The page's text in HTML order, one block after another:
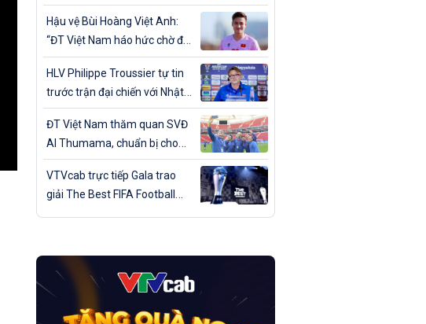
Nam trước Nhật Bản
Hậu vệ Bùi Hoàng Việt Anh:
“ĐT Việt Nam háo hức chờ đợi
trận đấu với Nhật Bản”
HLV Philippe Troussier tự tin
trước trận đại chiến với Nhật
Bản
ĐT Việt Nam thăm quan SVĐ
Al Thumama, chuẩn bị cho
trận gặp Nhật Bản
VTVcab trực tiếp Gala trao
giải The Best FIFA Football